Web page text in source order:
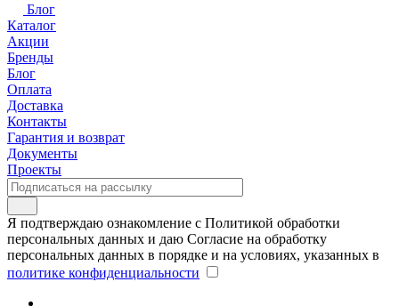
Блог
Каталог
Акции
Бренды
Блог
Оплата
Доставка
Контакты
Гарантия и возврат
Документы
Проекты
Я подтверждаю ознакомление с Политикой обработки
персональных данных и даю Согласие на обработку
персональных данных в порядке и на условиях, указанных в
политике конфиденциальности